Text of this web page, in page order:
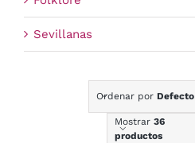
Sevillanas
Ordenar por Defecto
Mostrar 36
productos